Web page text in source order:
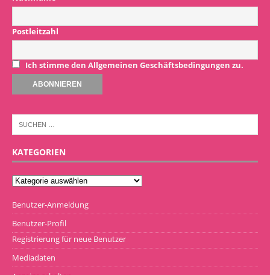
Postleitzahl
Ich stimme den Allgemeinen Geschäftsbedingungen zu.
KATEGORIEN
Benutzer-Anmeldung
Benutzer-Profil
Registrierung für neue Benutzer
Mediadaten